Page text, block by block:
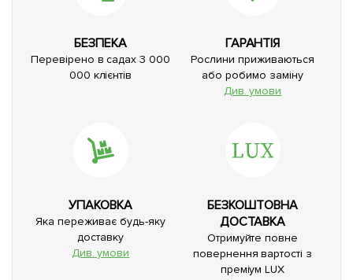
БЕЗПЕКА
Перевірено в садах 3 000
000 клієнтів
ГАРАНТІЯ
Рослини приживаються
або робимо заміну
Див. умови
УПАКОВКА
Яка переживає будь-яку
доставку
Див. умови
БЕЗКОШТОВНА
ДОСТАВКА
Отримуйте повне
повернення вартості з
преміум LUX